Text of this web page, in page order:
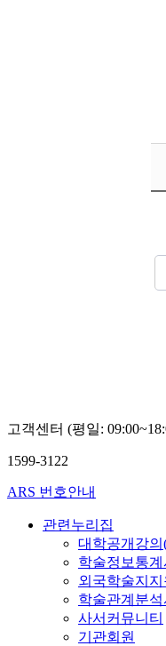
고객센터 (평일:
1599-3122
ARS 번호안내
관련누리집
대학공개강
학술정보통
외국학술지
학술관계분
사서커뮤니티
기관회원